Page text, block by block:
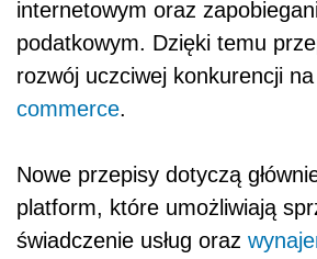
internetowym oraz
podatkowym. Dzięki temu
rozwój uczciwej konkurencji
commerce.
Nowe przepisy dotyczą
platform, które umożliwiają
świadczenie usług oraz